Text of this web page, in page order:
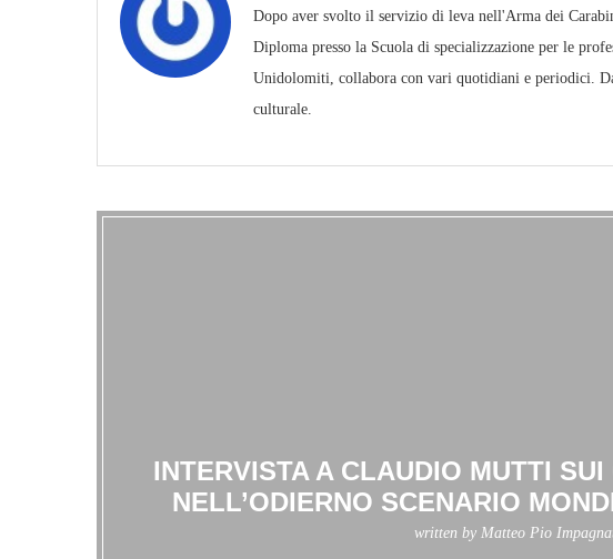
Dopo aver svolto il servizio di leva nell'Arma dei
Diploma presso la Scuola di specializzazione per le
Unidolomiti, collabora con vari quotidiani e periodici.
culturale.
INTERVISTA A CLAUDIO MUTTI
NELL’ODIERNO SCENARIO
written by Matteo Pio